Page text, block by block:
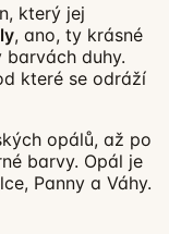
který jej
, ano, ty krásné
barvách duhy.
které se odráží
opálů, až po
barvy. Opál je
Panny a Váhy.